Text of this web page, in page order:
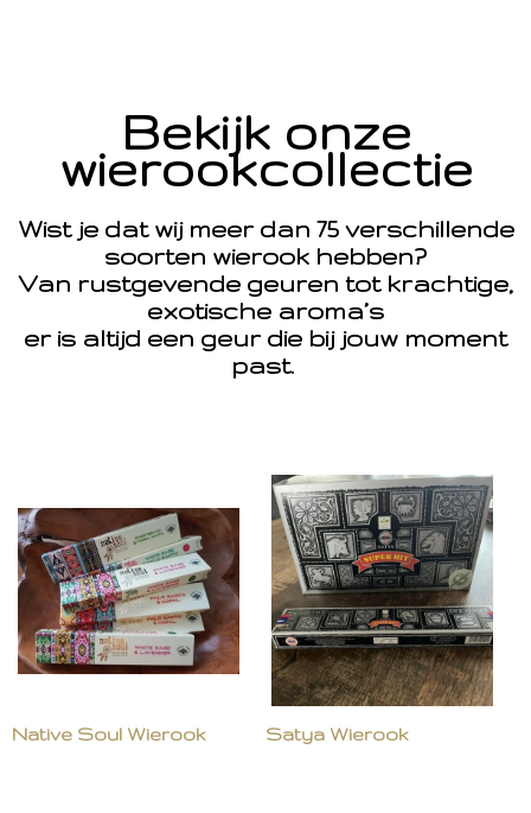
Bekijk onze
wierookcollectie
Wist je dat wij meer dan 75 verschillende
soorten wierook hebben?
Van rustgevende geuren tot krachtige,
exotische aroma’s
er is altijd een geur die bij jouw moment
past.
Native Soul Wierook Satya Wierook